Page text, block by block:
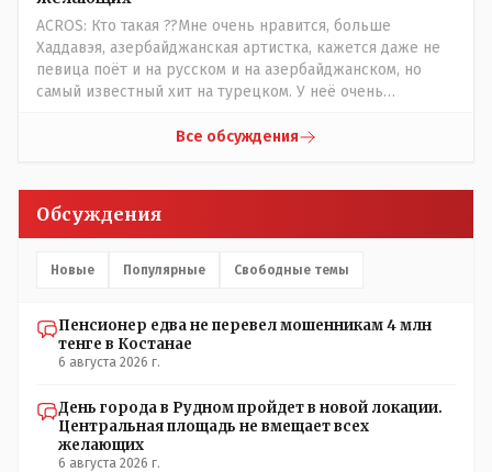
сразу в бан, по умолчанию для меня любой входящий -
Скам, пока не доказано обратное - Zero trust. Все
созвоны - только на верифицируемые номера.Всё
верно, я тоже так поступаю,но увы любопытство ещё
никто не отменял! Я уже давно всё объяснил жене, но
она все равно меня допрашивает:" Кто звонил? От кого
скрываешься? Почему сбросил?"
ACROS: Кто такая ??Мне очень нравится, больше
Хаддавэя, азербайджанская артистка, кажется даже не
певица поёт и на русском и на азербайджанском, но
самый известный хит на турецком. У неё очень
Все обсуждения
Обсуждения
Новые Популярные Свободные темы
Пенсионер едва не перевел мошенникам 4 млн
тенге в Костанае
6 августа 2026 г.
День города в Рудном пройдет в новой локации.
Центральная площадь не вмещает всех
желающих
6 августа 2026 г.